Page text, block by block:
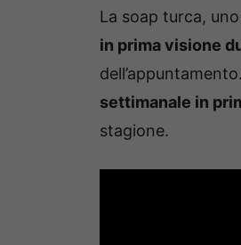
La soap turca,
in prima visione
settimanale in
stagione.